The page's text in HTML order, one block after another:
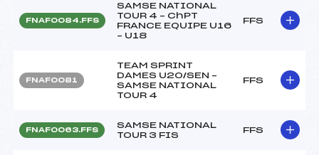
FNAF0084.FFS
SAMSE NATIONAL
TOUR 4 – ChPT
FRANCE EQUIPE U16
– U18
FFS
FNAF0081
TEAM SPRINT
DAMES U20/SEN –
SAMSE NATIONAL
TOUR 4
FFS
FNAF0063.FFS
SAMSE NATIONAL
TOUR 3 FIS
FFS